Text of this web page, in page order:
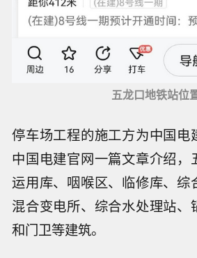
五龙口地铁站位
停车场工程的施工方为中国电
中国电建官网一篇文章介绍，
运用库、咽喉区、临修库、综
混合变电所、综合水处理站、
和门卫等建筑。